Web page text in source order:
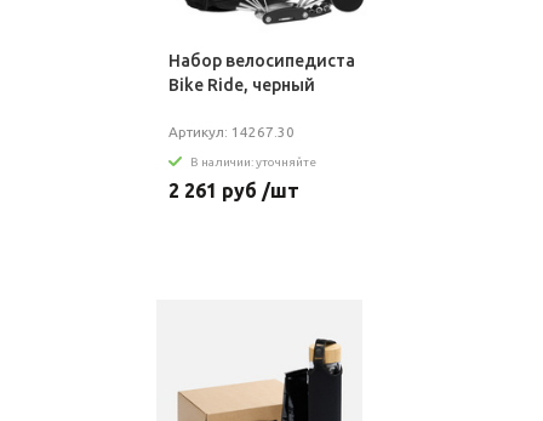
Набор велосипедиста
Bike Ride, черный
Артикул: 14267.30
В наличии: уточняйте
2 261 руб /шт